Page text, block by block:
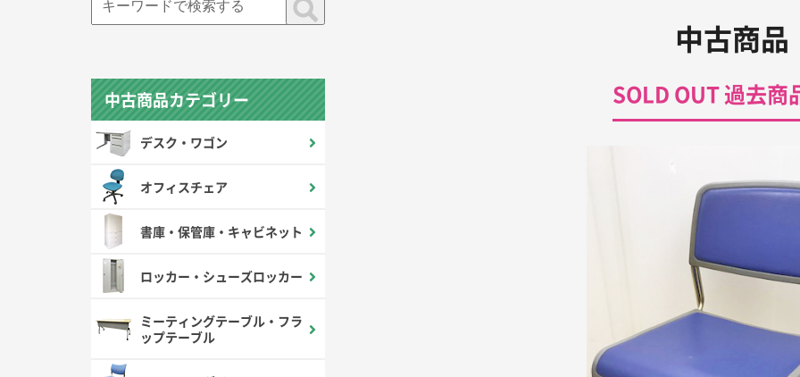
中古商品
SOLD OUT 過去商
中古商品カテゴリー
デスク・ワゴン
オフィスチェア
書庫・保管庫・キャビネット
ロッカー・シューズロッカー
ミーティングテーブル・フラ
ップテーブル